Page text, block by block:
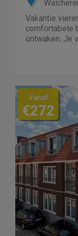
Vakantie
comfortabele
ontwaken. Je
Vanaf
€272